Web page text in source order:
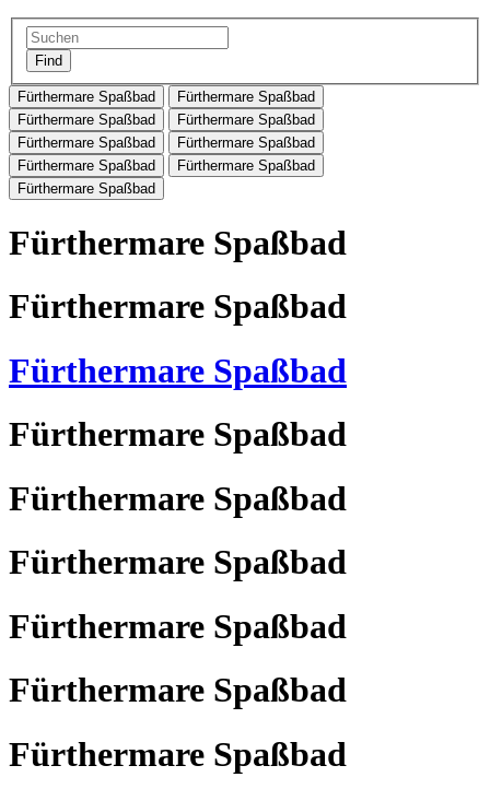
Fürthermare Spaßbad
Fürthermare Spaßbad
Fürthermare Spaßbad
Fürthermare Spaßbad
Fürthermare Spaßbad
Fürthermare Spaßbad
Fürthermare Spaßbad
Fürthermare Spaßbad
Fürthermare Spaßbad
Fürthermare Spaßbad
Fürthermare Spaßbad
Fürthermare Spaßbad
Fürthermare Spaßbad
Fürthermare Spaßbad
Fürthermare Spaßbad
Fürthermare Spaßbad
Fürthermare Spaßbad
Fürthermare Spaßbad